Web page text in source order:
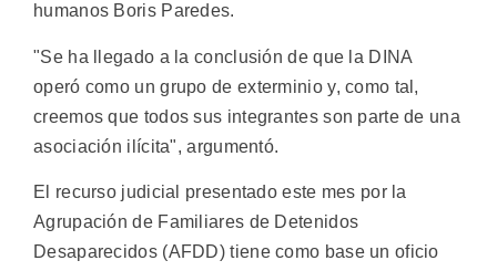
humanos Boris Paredes.
"Se ha llegado a la conclusión de que la DINA
operó como un grupo de exterminio y, como tal,
creemos que todos sus integrantes son parte de una
asociación ilícita", argumentó.
El recurso judicial presentado este mes por la
Agrupación de Familiares de Detenidos
Desaparecidos (AFDD) tiene como base un oficio